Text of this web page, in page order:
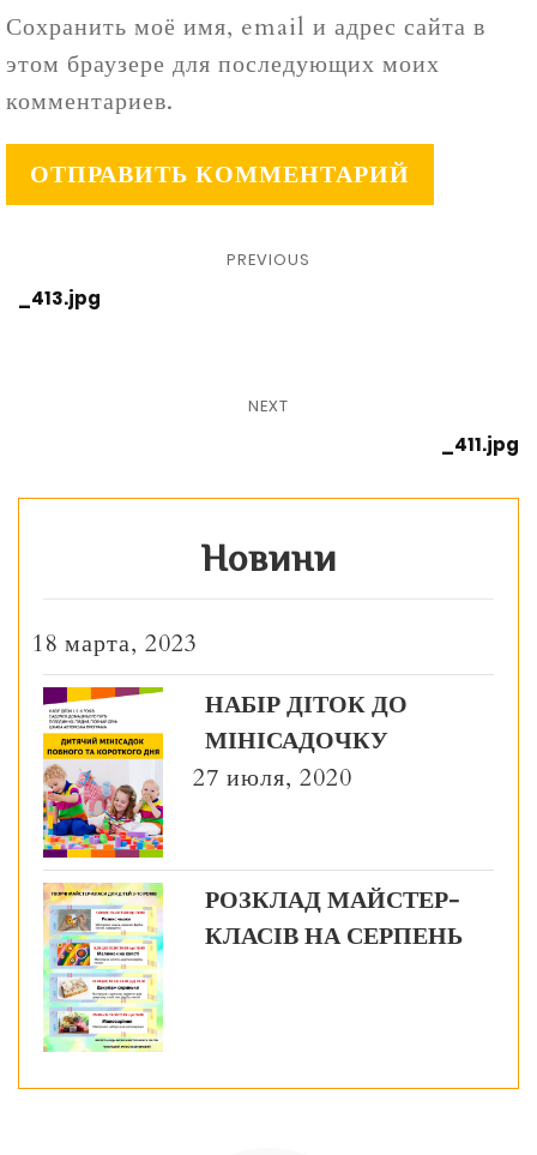
Сохранить моё имя, email и адрес сайта в
этом браузере для последующих моих
комментариев.
PREVIOUS
_413.jpg
NEXT
_411.jpg
Новини
18 марта, 2023
НАБІР ДІТОК ДО
МІНІСАДОЧКУ
27 июля, 2020
РОЗКЛАД МАЙСТЕР-
КЛАСІВ НА СЕРПЕНЬ